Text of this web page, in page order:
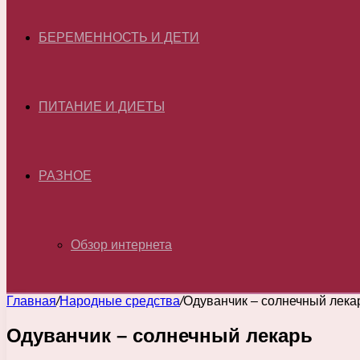
БЕРЕМЕННОСТЬ И ДЕТИ
ПИТАНИЕ И ДИЕТЫ
РАЗНОЕ
Обзор интернета
Главная/Народные средства/Одуванчик – солнечный
Одуванчик – солнечный лекарь